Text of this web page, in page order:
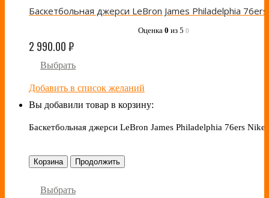
Оценка 0 из 5 0
2 990.00₽
Выбрать
Добавить в список желаний
Вы добавили товар в корзину:
Баскетбольная джерси LeBron James Philadelphia 76ers Nike
Корзина Продолжить
Выбрать